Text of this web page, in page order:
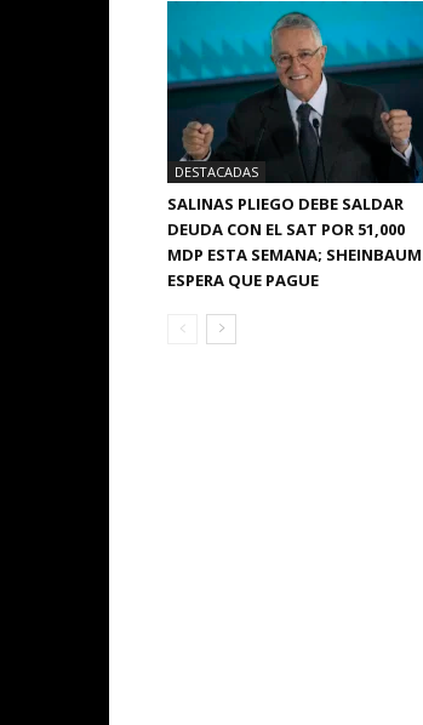
DESTACADAS
SALINAS PLIEGO DEBE SALDAR
DEUDA CON EL SAT POR 51,000
MDP ESTA SEMANA; SHEINBAUM
ESPERA QUE PAGUE